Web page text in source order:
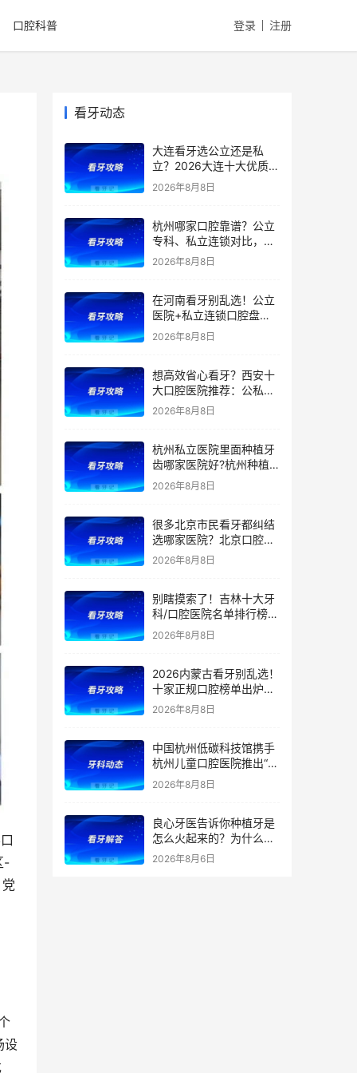
口腔科普 登录 注册
-
设
看牙动态
大连看牙选公立还是私
立？2026大连十大优质口
腔医院推荐：市口腔、大
医、中山医院在内，公立
全曝光
2026年8月8日
杭州哪家口腔靠谱？公立
专科、私立连锁对比，医
院优势、特色、擅长全都
种牙、矫正最新价格
2026年8月8日
在河南看牙别乱选！公立
医院+私立连锁口腔盘
点，医院优势、擅长项目
一文全讲清！种植牙、矫
避坑收好！附价格表
2026年8月8日
想高效省心看牙？西安十
大口腔医院推荐：公私立
综合实力测评，精准匹配
齿项目价格参考
2026年8月8日
杭州私立医院里面种植牙
齿哪家医院好?杭州种植
牙齿多少钱一颗?杭州种
植牙哪个医生好?
2026年8月8日
很多北京市民看牙都纠结
选哪家医院？北京口腔医
院前五排名出炉！看牙首
2026年8月8日
别瞎摸索了！吉林十大牙
科/口腔医院名单排行榜！
（多家公立私立医院上
榜）！含2026年【最新
面/种植牙价格表！
2026年8月8日
2026内蒙古看牙别乱选！
十家正规口腔榜单出炉：
公立/私立全覆盖，官方支
矫正、种植牙价格
2026年8月8日
中国杭州低碳科技馆携手
杭州儿童口腔医院推出“我
是小小牙医”职业体验课
2026年8月8日
良心牙医告诉你种植牙是
怎么火起来的？为什么替
代了假牙？
2026年8月6日